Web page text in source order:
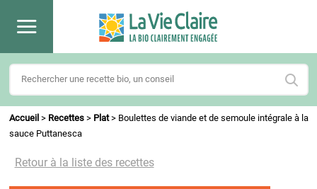
Accueil > Recettes> Plat> Boulettes de viande et de semoule intégrale à la
sauce Puttanesca
Retour à la liste des recettes